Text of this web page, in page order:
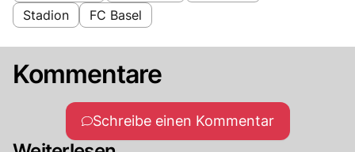
Stadion FC Basel
Kommentare
Schreibe einen Kommentar